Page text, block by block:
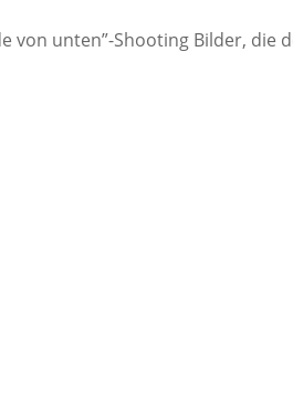
unten”-Shooting Bilder, die